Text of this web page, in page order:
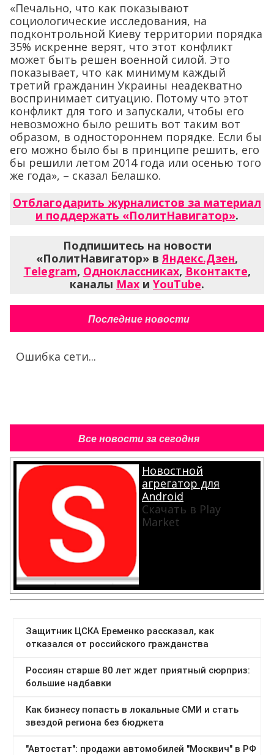
«Печально, что как показывают
социологические исследования, на
подконтрольной Киеву территории порядка
35% искренне верят, что этот конфликт
может быть решен военной силой. Это
показывает, что как минимум каждый
третий гражданин Украины неадекватно
воспринимает ситуацию. Потому что этот
конфликт для того и запускали, чтобы его
невозможно было решить вот таким вот
образом, в одностороннем порядке. Если бы
его можно было бы в принципе решить, его
бы решили летом 2014 года или осенью того
же года», – сказал Белашко.
Отблагодарить журналистов за материал
и поддержать «ПолитНавигатор».
Подпишитесь на новости
«ПолитНавигатор» вЯндекс.Дзен,
Telegram, Одноклассниках, Вконтакте,
каналы Max и YouTube.
Последние новости
Ошибка сети...
Все новости за сегодня
Новостной
агрегатор для
Android
Скачать в Play
Market